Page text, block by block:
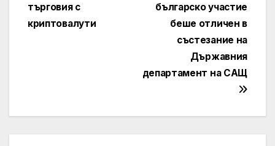
българско участие
беше отличен в
състезание на
Държавния
департамент на САЩ
търговия с
криптовалути